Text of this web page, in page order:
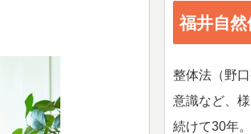
福井自
整体法（野
意識など、
続けて30年